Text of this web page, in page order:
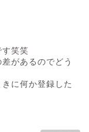
笑笑
があるのでどう
に何か登録した